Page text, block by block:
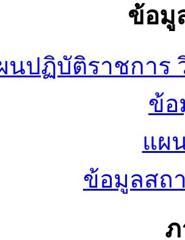
ข้อมู
นปฏิบัติราชการ
ข้อ
แผ
ข้อมูลสถ